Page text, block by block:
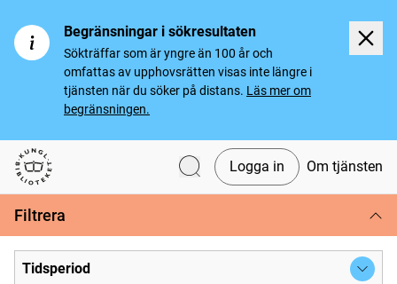
Begränsningar i sökresultaten
Sökträffar som är yngre än 100 år och
omfattas av upphovsrätten visas inte längre i
tjänsten när du söker på distans. Läs mer om
begränsningen.
Svenska tidningar
Logga in Om tjänsten
Filtrera
Tidsperiod